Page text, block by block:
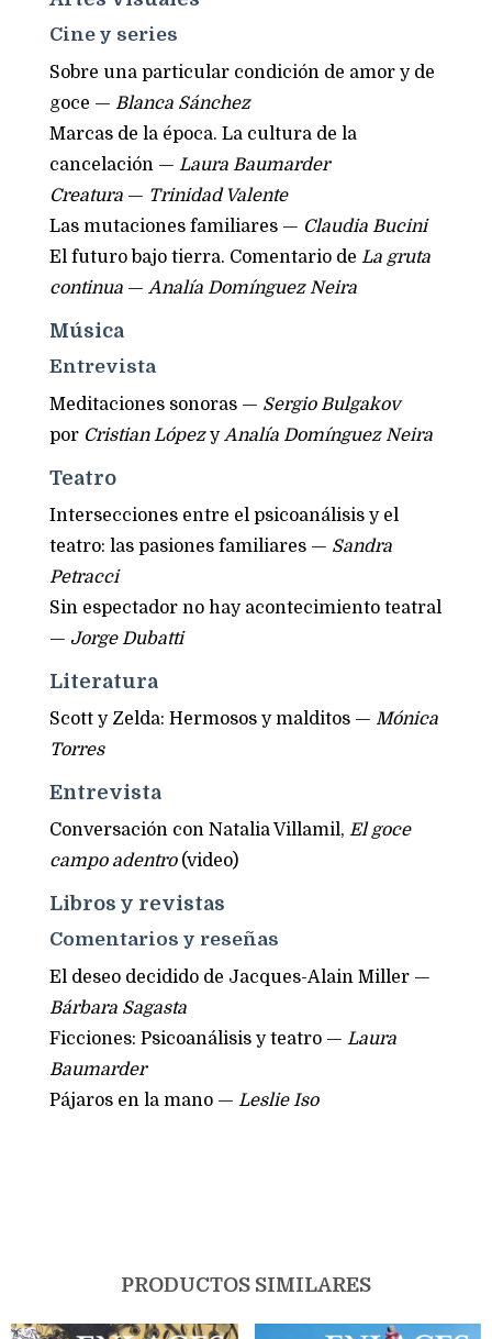
Cine y series
Sobre una particular condición de amor y de
goce — Blanca Sánchez
Marcas de la época. La cultura de la
cancelación — Laura Baumarder
Creatura — Trinidad Valente
Las mutaciones familiares — Claudia Bucini
El futuro bajo tierra. Comentario de La gruta
continua — Analía Domínguez Neira
Música
Entrevista
Meditaciones sonoras — Sergio Bulgakov
por Cristian Lópezy Analía Domínguez Neira
Teatro
Intersecciones entre el psicoanálisis y el
teatro: las pasiones familiares — Sandra
Petracci
Sin espectador no hay acontecimiento teatral
— Jorge Dubatti
Literatura
Scott y Zelda: Hermosos y malditos — Mónica
Torres
Entrevista
Conversación con Natalia Villamil, El goce
campo adentro(video)
Libros y revistas
Comentarios y reseñas
El deseo decidido de Jacques-Alain Miller —
Bárbara Sagasta
Ficciones: Psicoanálisis y teatro — Laura
Baumarder
Pájaros en la mano — Leslie Iso
PRODUCTOS SIMILARES